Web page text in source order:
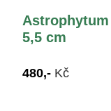
5,5 cm
480,- Kč